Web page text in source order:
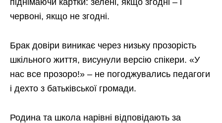
червоні, якщо не згодні.
Брак довіри виникає через низьку прозорість
шкільного життя, висунули версію спікери. «У
нас все прозоро!» – не погоджувались педагоги
і дехто з батьківської громади.
Родина та школа нарівні відповідають за